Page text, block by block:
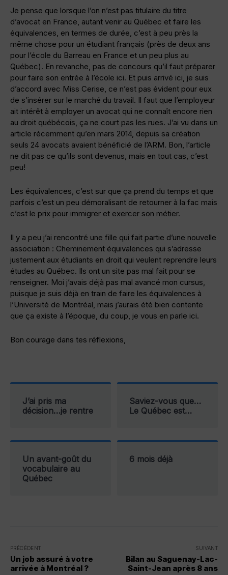
Je pense que lorsque l’on n’est pas titulaire du titre
d’avocat en France, autant venir au Québec et faire les
équivalences, en termes de durée, c’est à peu près la
même chose pour un étudiant français (près de deux ans
pour l’école du Barreau en France et un peu plus au
Québec). En revanche, pas de concours qu’il faut préparer
pour faire son entrée à l’école ici. Et puis arrivé ici, je suis
d’accord avec Miss Cerise, ce n’est pas évident pour eux
de s’insérer sur le marché du travail. Il faut que l’employeur
ait intérêt à employer un avocat qui ne connaît encore rien
au droit québécois, ça ne court pas les rues. J’ai vu dans un
article récemment qu’en mars 2014, depuis sa création
seuls 24 avocats avaient bénéficié de l’ARM. Bon, l’article
ne dit pas ce qu’ils sont devenus, mais en tout cas, c’est
peu!
Les équivalences, c’est sur que ça prend du temps et que
parfois c’est un peu démoralisant de retourner à la fac mais
c’est le prix pour immigrer et exercer son métier.
Il y a peu j’ai rencontré une fille qui fait partie d’une nouvelle
association : Cheminement équivalences qui s’adresse
justement aux étudiants en droit qui veulent reprendre leurs
études au Québec. Ils ont un site pas mal fait pour se
renseigner. Moi j’avais déjà pas mal avancé mon cursus,
puisque je suis déjà en train de faire les équivalences à
l’Université de Montréal, mais j’aurais été bien contente
que ça existe à l’époque, du coup, je vous en parle ici.
Bon courage dans tes réflexions,
J’ai pris ma
décision…je rentre
Saviez-vous que…
Le Québec est…
Un avant-goût du
vocabulaire au
Québec
6 mois déjà
PRÉCÉDENT
Un job assuré à votre
arrivée à Montréal ?
SUIVANT
Bilan au Saguenay-Lac-
Saint-Jean après 8 ans